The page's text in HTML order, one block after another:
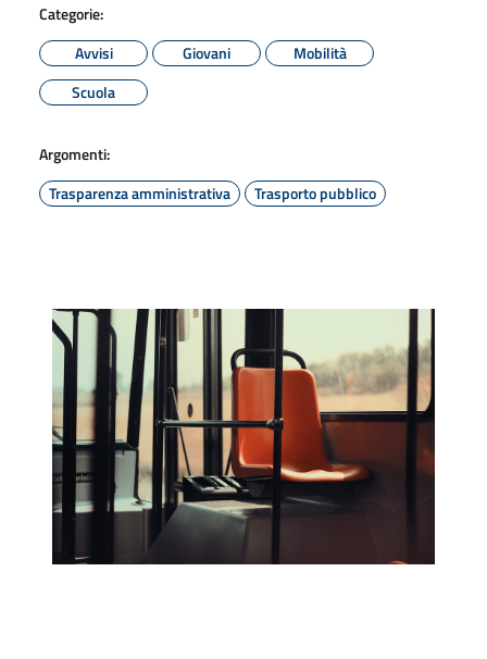
Categorie:
Avvisi
Giovani
Mobilità
Scuola
Argomenti:
Trasparenza amministrativa
Trasporto pubblico